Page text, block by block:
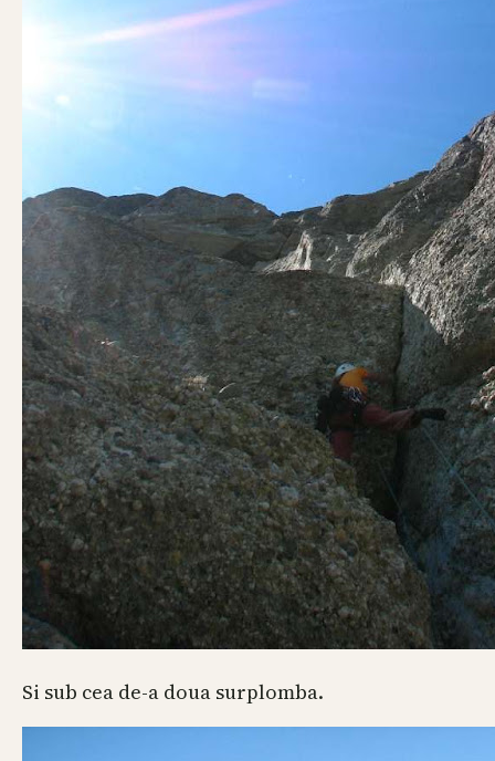
Si sub cea de-a doua surplomba.